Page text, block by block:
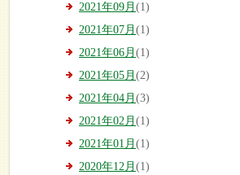
2021年09月 (1)
2021年07月 (1)
2021年06月 (1)
2021年05月 (2)
2021年04月 (3)
2021年02月 (1)
2021年01月 (1)
2020年12月 (1)